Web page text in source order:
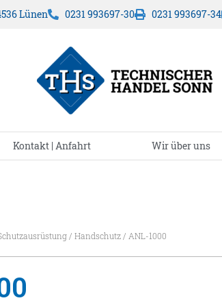
Lünen 0231 993697-30 0231 993697-34
Kontakt | Anfahrt Wir über uns
/ Handschutz / ANL-1000